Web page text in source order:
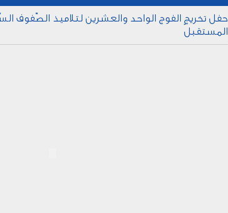
حفل تخريجِ الفوج الواحد والعشرين لتلاميذ الصّفوف
المستقبل